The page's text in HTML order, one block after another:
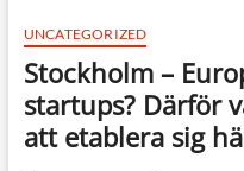
Så
tycker
Stockholms
företagare
om
stadens
UNCATEGORIZED
Stockholm –
startups? Därför
att etablera sig